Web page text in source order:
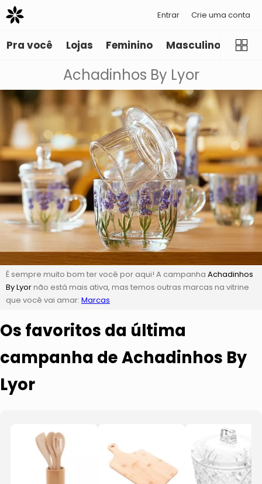
Entrar Crie uma conta
Pra você Lojas Feminino Masculino
Achadinhos By Lyor
É sempre muito bom ter você por aqui! A campanha Achadinhos
By Lyornão está mais ativa, mas temos outras marcas na vitrine
que você vai amar: Marcas
Os favoritos da última
campanha de Achadinhos By
Lyor